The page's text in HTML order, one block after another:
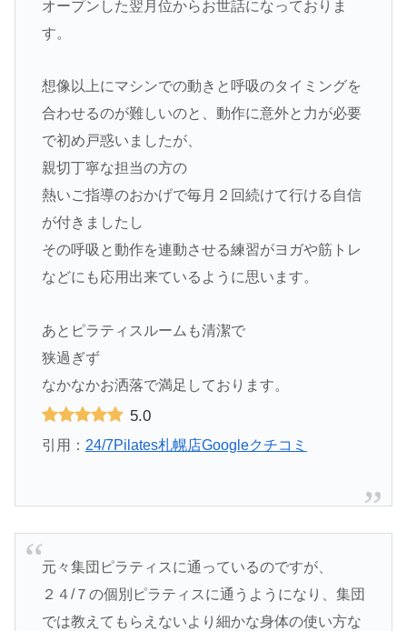
オープンした翌月位からお世話になっておりま
す。
想像以上にマシンでの動きと呼吸のタイミングを
合わせるのが難しいのと、動作に意外と力が必要
で初め戸惑いましたが、
親切丁寧な担当の方の
熱いご指導のおかげで毎月２回続けて行ける自信
が付きましたし
その呼吸と動作を連動させる練習がヨガや筋トレ
などにも応用出来ているように思います。
あとピラティスルームも清潔で
狭過ぎず
なかなかお洒落で満足しております。
5.0
引用： 24/7Pilates札幌店Googleクチコミ
元々集団ピラティスに通っているのですが、
２４/７の個別ピラティスに通うようになり、集団
では教えてもらえないより細かな身体の使い方な